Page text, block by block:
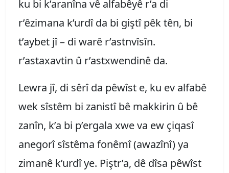
ku bi k’aranîna vê alfabêyê r’a di
r’êzimana k’urdî da bi giştî pêk tên, bi
t’aybet jî – di warê r’astnvîsîn.
r’astaxavtin û r’astxwendinê da.
Lewra jî, di sêrî da pêwîst e, ku ev alfabê
wek sîstêm bi zanistî bê makkirin û bê
zanîn, k’a bi p’ergala xwe va ew çiqasî
anegorî sîstêma fonêmî (awazînî) ya
zimanê k’urdî ye. Piştr’a, dê dîsa pêwîst